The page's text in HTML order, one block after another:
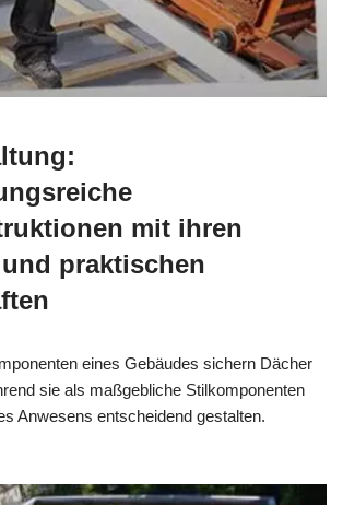
mit ihren
praktischen
eines Gebäudes sichern Dächer
sie als maßgebliche Stilkomponenten
Anwesens entscheidend gestalten.